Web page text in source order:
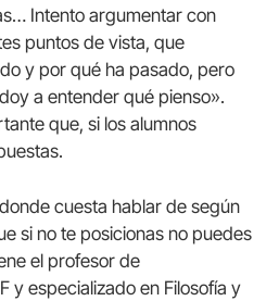
Intento argumentar con
puntos de vista, que
y por qué ha pasado, pero
a entender qué pienso».
que, si los alumnos
cuesta hablar de según
si no te posicionas no puedes
el profesor de
y especializado en Filosofía y